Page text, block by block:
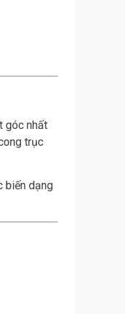
góc nhất
trục
biến dạng